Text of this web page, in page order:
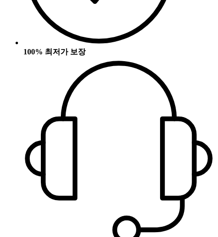
100% 최저가 보장